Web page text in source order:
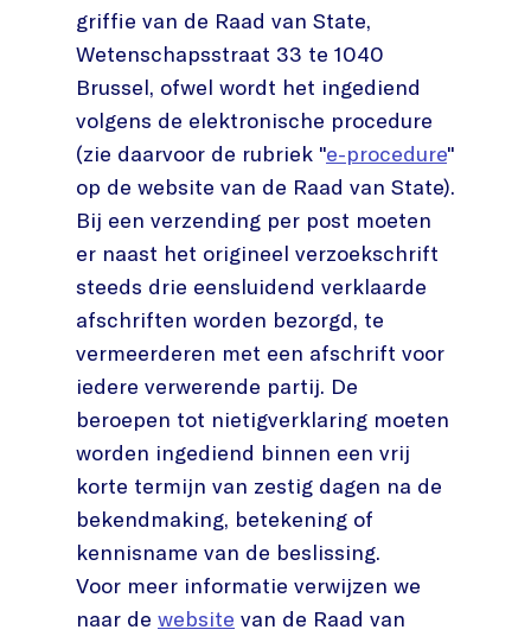
griffie van de Raad van State,
Wetenschapsstraat 33 te 1040
Brussel, ofwel wordt het ingediend
volgens de elektronische procedure
(zie daarvoor de rubriek "e-procedure"
op de website van de Raad van State).
Bij een verzending per post moeten
er naast het origineel verzoekschrift
steeds drie eensluidend verklaarde
afschriften worden bezorgd, te
vermeerderen met een afschrift voor
iedere verwerende partij. De
beroepen tot nietigverklaring moeten
worden ingediend binnen een vrij
korte termijn van zestig dagen na de
bekendmaking, betekening of
kennisname van de beslissing.
Voor meer informatie verwijzen we
naar de website van de Raad van